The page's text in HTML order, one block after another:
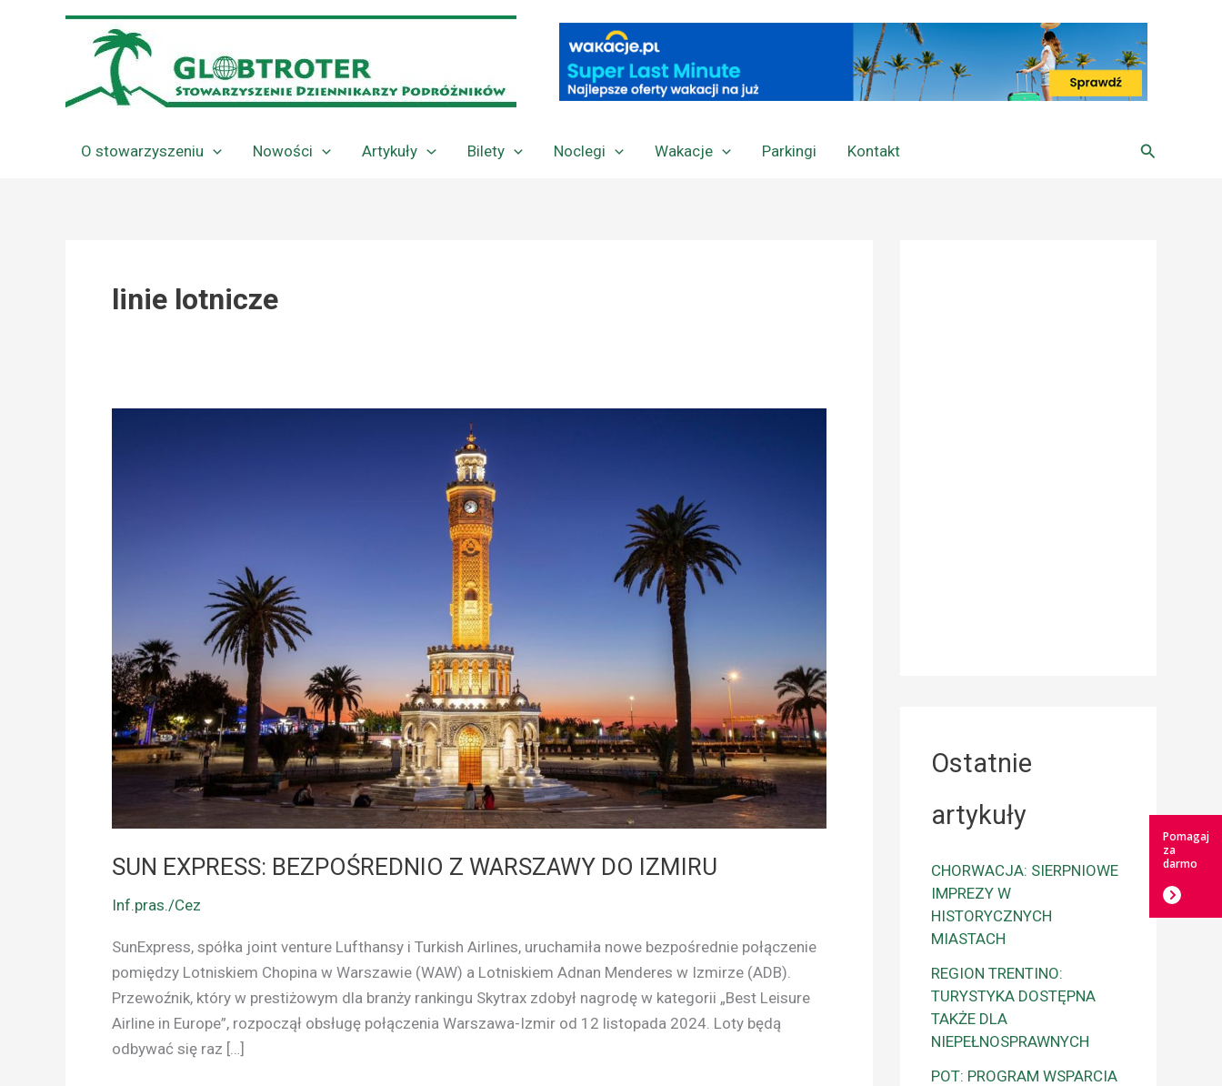
O stowarzyszeniu Nowości Artykuły Bilety Noclegi Wakacje Parkingi Kontakt Szukaj
linie lotnicze
SUN EXPRESS: BEZPOŚREDNIO Z WARSZAWY DO IZMIRU
Inf.pras./Cez
SunExpress, spółka joint venture Lufthansy i Turkish Airlines, uruchamiła nowe bezpośrednie połączenie
pomiędzy Lotniskiem Chopina w Warszawie (WAW) a Lotniskiem Adnan Menderes w Izmirze (ADB).
Przewoźnik, który w prestiżowym dla branży rankingu Skytrax zdobył nagrodę w kategorii „Best Leisure
Airline in Europe”, rozpoczął obsługę połączenia Warszawa-Izmir od 12 listopada 2024. Loty będą
odbywać się raz […]
Ostatnie
artykuły
CHORWACJA: SIERPNIOWE
IMPREZY W
HISTORYCZNYCH
MIASTACH
REGION TRENTINO:
TURYSTYKA DOSTĘPNA
TAKŻE DLA
NIEPEŁNOSPRAWNYCH
POT: PROGRAM WSPARCIA
Pomagaj
za
darmo